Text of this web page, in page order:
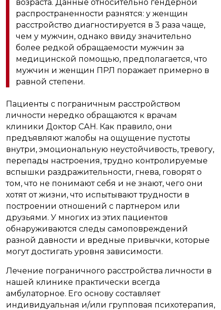
возраста. Данные относительно гендерной
распространенности разнятся: у женщин
расстройство диагностируется в 3 раза чаще,
чем у мужчин, однако ввиду значительно
более редкой обращаемости мужчин за
медицинской помощью, предполагается, что
мужчин и женщин ПРЛ поражает примерно в
равной степени.
Пациенты с пограничным расстройством
личности нередко обращаются к врачам
клиники Доктор САН. Как правило, они
предъявляют жалобы на ощущение пустоты
внутри, эмоциональную неустойчивость, тревогу,
перепады настроения, трудно контролируемые
вспышки раздражительности, гнева, говорят о
том, что не понимают себя и не знают, чего они
хотят от жизни, что испытывают трудности в
построении отношений с партнером или
друзьями. У многих из этих пациентов
обнаруживаются следы самоповреждений
разной давности и вредные привычки, которые
могут достигать уровня зависимости.
Лечение пограничного расстройства личности в
нашей клинике практически всегда
амбулаторное. Его основу составляет
индивидуальная и/или групповая психотерапия,